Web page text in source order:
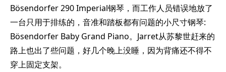
Bösendorfer 290 Imperial钢琴，而工作人员错误地放了
一台只用于排练的，音准和踏板都有问题的小尺寸钢琴:
Bösendorfer Baby Grand Piano。Jarret从苏黎世赶来的
路上也出了些问题，好几个晚上没睡，因为背痛还不得不
穿上固定支架。